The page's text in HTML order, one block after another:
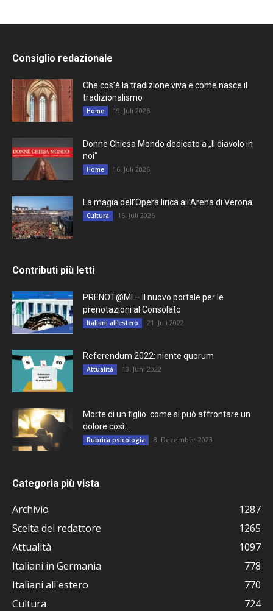
Consiglio redazionale
Che cos’è la tradizione viva e come nasce il
tradizionalismo
Home 19. Juli 2026
Donne Chiesa Mondo dedicato a „Il diavolo in
noi“
Home 16. Juli 2026
La magia dell’Opera lirica all’Arena di Verona
Cultura 16. Juli 2026
Contributi più letti
PRENOT@MI – Il nuovo portale per le
prenotazioni al Consolato
Italiani all'estero 21. Juli 2022
Referendum 2022: niente quorum
Attualità 13. Juni 2022
Morte di un figlio: come si può affrontare un
dolore così...
Rubrica psicologia 8. Dezember 2023
Categoria più vista
Archivio
1287
Scelta del redattore
1265
Attualità
1097
Italiani in Germania
778
Italiani all'estero
770
Cultura
724